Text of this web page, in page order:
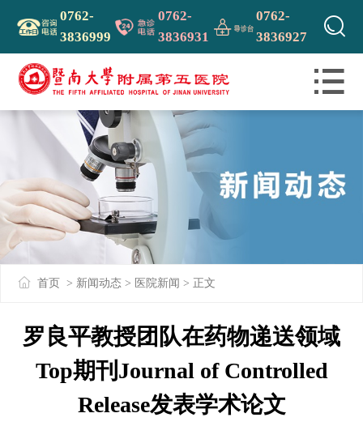
0762-
3836999
0762-
3836931
0762-
3836927

 首页 > 新闻动态 > 医院新闻 > 正文
罗良平教授团队在药物递送领域
Top期刊Journal of Controlled
Release发表学术论文